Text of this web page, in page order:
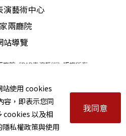
演藝術中心
兩廳院
站導覽
院《PAR表演藝術》版權所有
All Rights Reserved
number 00973926
有異動應以主辦單位公告為準。
私權聲明｜著作權聲明
站使用 cookies
容，即表示您同
cookies 以及相
私權政策與使用
我同意